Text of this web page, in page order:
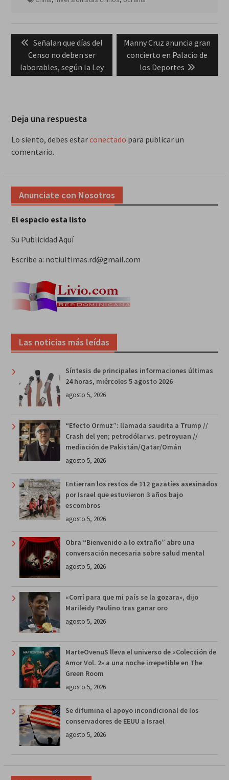
Navegación
entradas
Previous
post:
Señalan que días del
Censo no deben ser
laborables, según la Ley
Next
post:
Manny Cruz anuncia gran
concierto en Palacio de
los Deportes
Deja una respuesta
Lo siento, debes estarconectado para publicar un
comentario.
Anunciate con Nosotros
El espacio esta listo
Su Publicidad Aquí
Escribe a: notiultimas.rd@gmail.com
Las noticias más leídas
Síntesis de principales informaciones últimas
24 horas, miércoles 5 agosto 2026
agosto 5, 2026
“Efecto Ormuz”: llamada saudita a Trump //
Crash del yen; petrodólar vs. petroyuan //
mediación de Pakistán/Qatar/Omán
agosto 5, 2026
Entierran los restos de 112 gazatíes asesinados
por Israel que estuvieron 3 años bajo
escombros
agosto 5, 2026
Obra “Bienvenido a lo extraño” abre una
conversación necesaria sobre salud mental
agosto 5, 2026
«Corrí para que mi país se la gozara», dijo
Marileidy Paulino tras ganar oro
agosto 5, 2026
MarteOvenuS lleva el universo de «Colección de
Amor Vol. 2» a una noche irrepetible en The
Green Room
agosto 5, 2026
Se difumina el apoyo incondicional de los
conservadores de EEUU a Israel
agosto 5, 2026